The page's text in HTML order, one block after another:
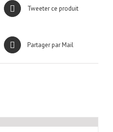
Tweeter ce produit
Partager par Mail